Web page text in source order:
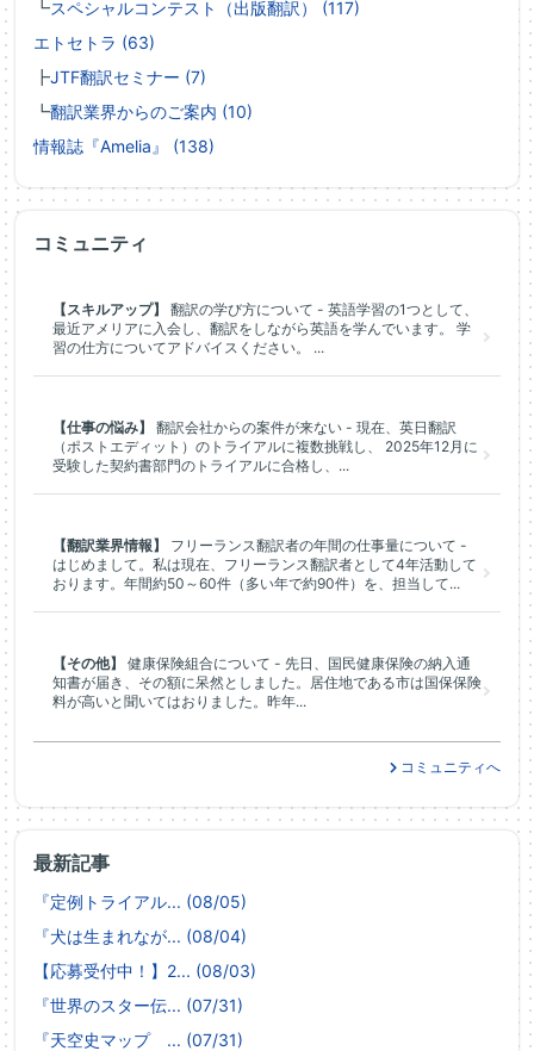
┗スペシャルコンテスト（出版翻訳） (117)
エトセトラ (63)
┣JTF翻訳セミナー (7)
┗翻訳業界からのご案内 (10)
情報誌『Amelia』 (138)
最新記事
『定例トライアル... (08/05)
『犬は生まれなが... (08/04)
【応募受付中！】2... (08/03)
『世界のスター伝... (07/31)
『天空史マップ ... (07/31)
コミュニティ
【スキルアップ】
翻訳の学び方について - 英語学習の1つとして、
最近アメリアに入会し、翻訳をしながら英語を学んでいます。 学
習の仕方についてアドバイスください。 ...
【仕事の悩み】
翻訳会社からの案件が来ない - 現在、英日翻訳
（ポストエディット）のトライアルに複数挑戦し、 2025年12月に
受験した契約書部門のトライアルに合格し、...
【翻訳業界情報】
フリーランス翻訳者の年間の仕事量について -
はじめまして。私は現在、フリーランス翻訳者として4年活動して
おります。年間約50～60件（多い年で約90件）を、担当して...
【その他】
健康保険組合について - 先日、国民健康保険の納入通
知書が届き、その額に呆然としました。居住地である市は国保保険
料が高いと聞いてはおりました。昨年...
コミュニティへ